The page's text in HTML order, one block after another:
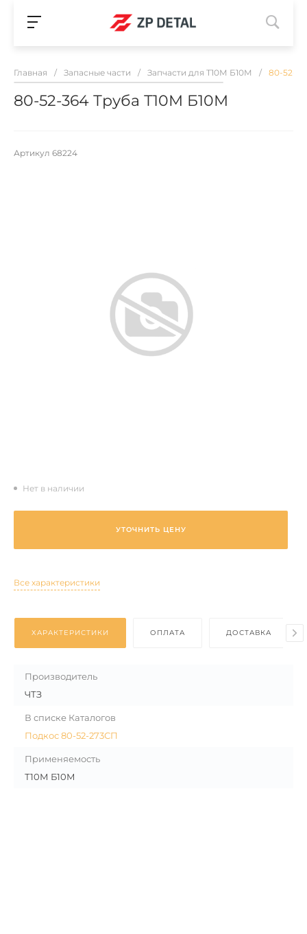
Главная / Запасные части / Запчасти для Т10М Б10М / 80-52-
80-52-364 Труба Т10М Б10М
Артикул 68224
Нет в наличии
УТОЧНИТЬ ЦЕНУ
Все характеристики
ХАРАКТЕРИСТИКИ ОПЛАТА ДОСТАВКА
Производитель
ЧТЗ
В списке Каталогов
Подкос 80-52-273СП
Применяемость
Т10М Б10М